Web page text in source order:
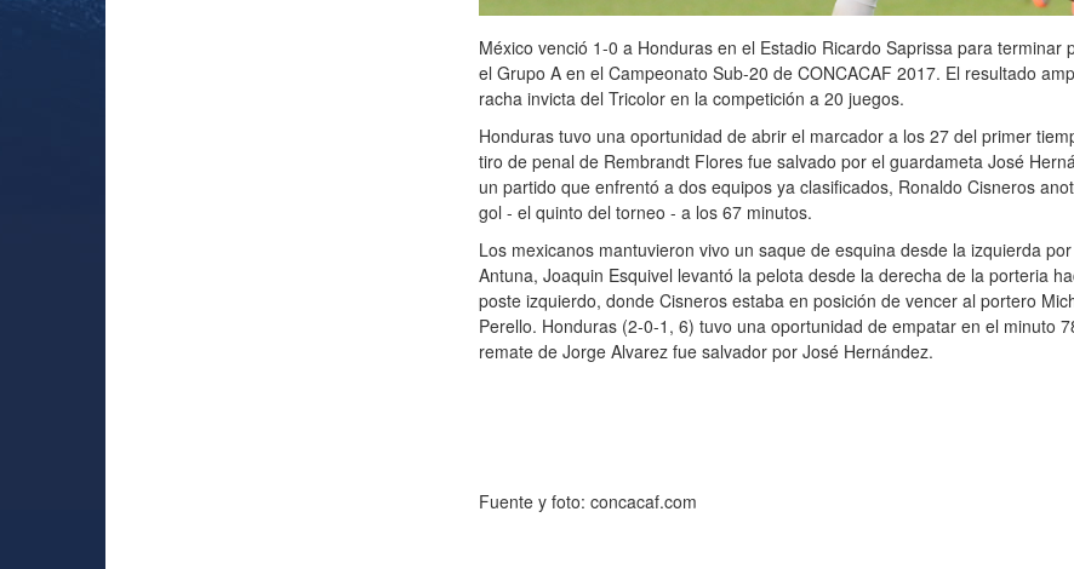
México venció 1-0 a Honduras en el Estadio Ricardo Saprissa para terminar
el Grupo A en el Campeonato Sub-20 de CONCACAF 2017. El resultado
racha invicta del Tricolor en la competición a 20 juegos.
Honduras tuvo una oportunidad de abrir el marcador a los 27 del primer
tiro de penal de Rembrandt Flores fue salvado por el guardameta José
un partido que enfrentó a dos equipos ya clasificados, Ronaldo Cisneros
gol - el quinto del torneo - a los 67 minutos.
Los mexicanos mantuvieron vivo un saque de esquina desde la izquierda
Antuna, Joaquin Esquivel levantó la pelota desde la derecha de la porteria
poste izquierdo, donde Cisneros estaba en posición de vencer al portero
Perello. Honduras (2-0-1, 6) tuvo una oportunidad de empatar en el minuto
remate de Jorge Alvarez fue salvador por José Hernández.
Fuente y foto: concacaf.com